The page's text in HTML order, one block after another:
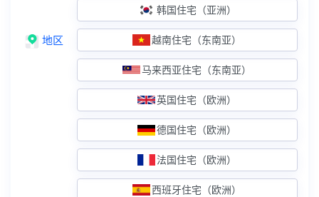
西班牙住宅（欧洲） 住宅IP+双ISP认证
原生IP服务器
台湾原生 原生IP+解锁外流媒体
香港精品CN2 原生IP+双向CN2线路
香港大带宽CN2 原生IP+双向30M起步
广播IP服务器
地区
韩国住宅（亚洲）
越南住宅（东南亚）
马来西亚住宅（东南亚）
英国住宅（欧洲）
德国住宅（欧洲）
法国住宅（欧洲）
西班牙住宅（欧洲）